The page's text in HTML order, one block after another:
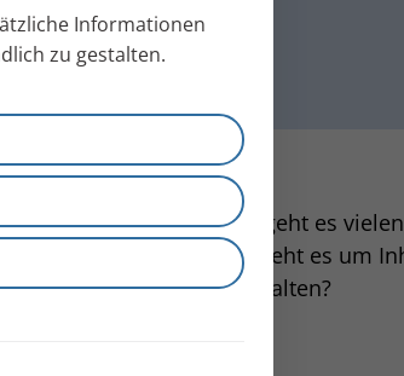
Informationen
zu gestalten.
Kennen Sie das? So geht es
können. Heute geht es um
etwas spielerisch gestalten?